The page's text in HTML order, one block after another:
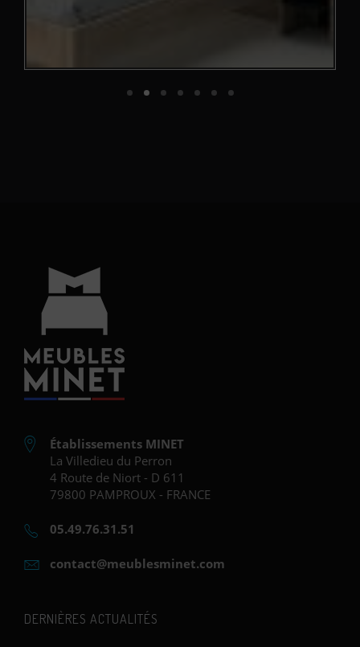
Établissements MINET
La Villedieu du Perron
4 Route de Niort - D 611
79800 PAMPROUX - FRANCE
05.49.76.31.51
contact@meublesminet.com
DERNIÈRES ACTUALITÉS